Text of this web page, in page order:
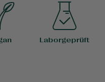
Laborgeprüft